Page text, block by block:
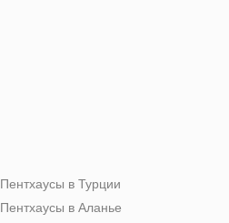
Пентхаусы в Турции
Пентхаусы в Аланье